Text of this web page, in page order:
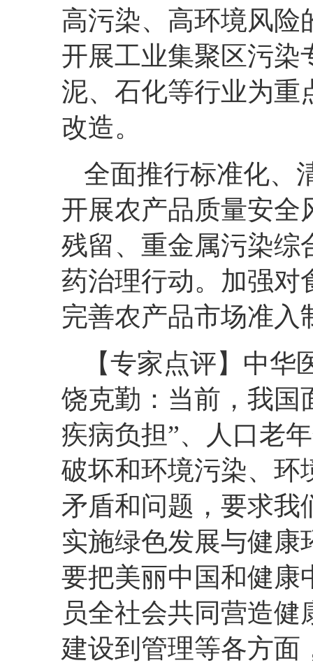
高污染、高环境风险
开展工业集聚区污染
泥、石化等行业为重
改造。
全面推行标准化、
开展农产品质量安全
残留、重金属污染综
药治理行动。加强对
完善农产品市场准入
【专家点评】中
饶克勤：当前，我国
疾病负担”、人口老
破坏和环境污染、环
矛盾和问题，要求我
实施绿色发展与健康
要把美丽中国和健康
员全社会共同营造
建设到管理等各方面